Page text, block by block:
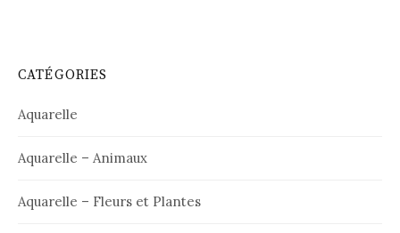
CATÉGORIES
Aquarelle
Aquarelle – Animaux
Aquarelle – Fleurs et Plantes